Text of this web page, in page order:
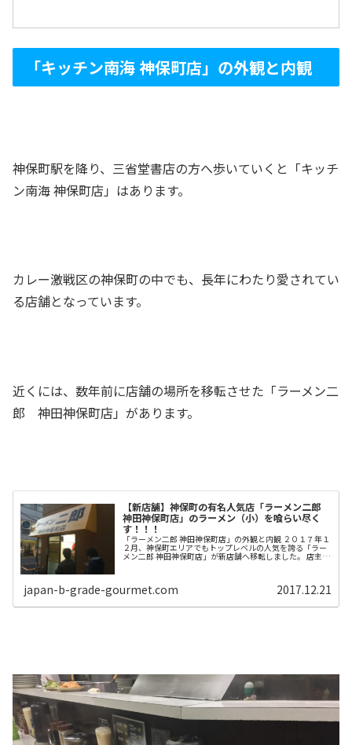
「キッチン南海 神保町店」の外観と内観
神保町駅を降り、三省堂書店の方へ歩いていくと「キッチ
ン南海 神保町店」はあります。
カレー激戦区の神保町の中でも、長年にわたり愛されてい
る店舗となっています。
近くには、数年前に店舗の場所を移転させた「ラーメン二
郎 神田神保町店」があります。
【新店舗】神保町の有名人気店「ラーメン二郎
神田神保町店」のラーメン（小）を喰らい尽く
す！！！
「ラーメン二郎 神田神保町店」の外観と内観 ２０１７年１
２月、神保町エリアでもトップレベルの人気を誇る「ラー
メン二郎 神田神保町店」が新店舗へ移転しました。 店主と
japan-b-grade-gourmet.com 2017.12.21